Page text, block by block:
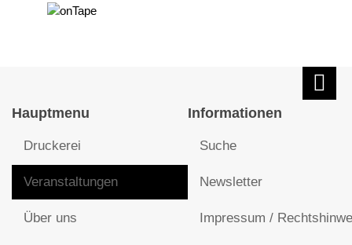
Hauptmenu
Druckerei
Veranstaltungen
Über uns
Informationen
Suche
Newsletter
Impressum /